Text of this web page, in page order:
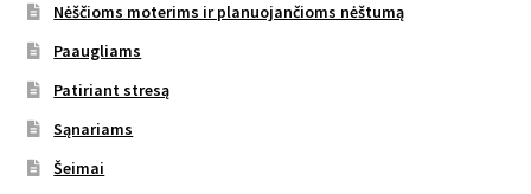
Nėščioms moterims ir planuojančioms nėštumą
Paaugliams
Patiriant stresą
Sąnariams
Šeimai